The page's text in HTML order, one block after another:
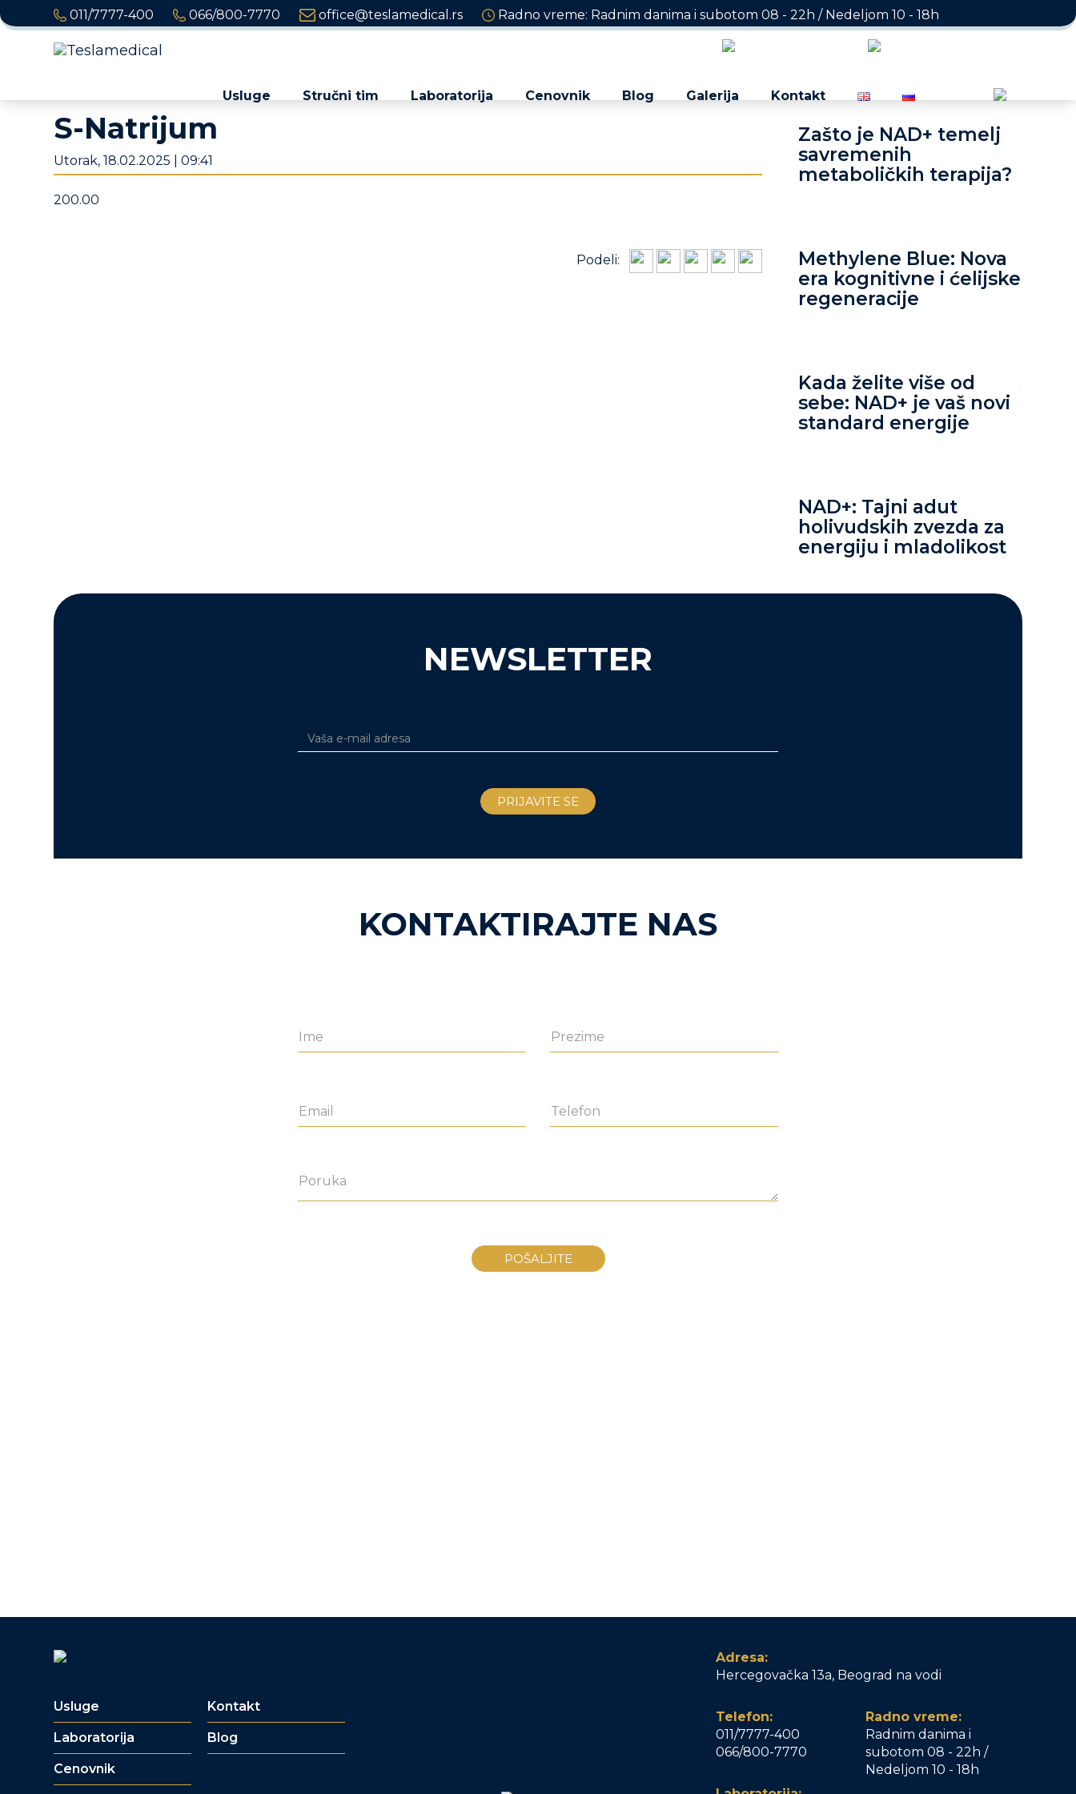
011/7777-400 066/800-7770 office@teslamedical.rs Radno vreme: Radnim danima i subotom 08 - 22h / Nedeljom 10 - 18h
Usluge Stručni tim Laboratorija Cenovnik Blog Galerija Kontakt
S-Natrijum
Utorak, 18.02.2025 | 09:41
200.00
Podeli:
Zašto je NAD+ temelj
savremenih
metaboličkih terapija?
Methylene Blue: Nova
era kognitivne i ćelijske
regeneracije
Kada želite više od
sebe: NAD+ je vaš novi
standard energije
NAD+: Tajni adut
holivudskih zvezda za
energiju i mladolikost
NEWSLETTER
KONTAKTIRAJTE NAS
Usluge Kontakt
Laboratorija Blog
Cenovnik
Adresa:
Hercegovačka 13a, Beograd na vodi
Telefon:
011/7777-400
066/800-7770
Radno vreme:
Radnim danima i
subotom 08 - 22h /
Nedeljom 10 - 18h